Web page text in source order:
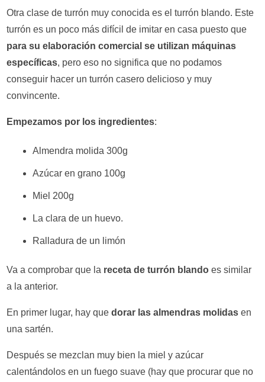
Otra clase de turrón muy conocida es el turrón blando. Este
turrón es un poco más difícil de imitar en casa puesto que
para su elaboración comercial se utilizan máquinas
específicas, pero eso no significa que no podamos
conseguir hacer un turrón casero delicioso y muy
convincente.
Empezamos por los ingredientes:
Almendra molida 300g
Azúcar en grano 100g
Miel 200g
La clara de un huevo.
Ralladura de un limón
Va a comprobar que la receta de turrón blando es similar
a la anterior.
En primer lugar, hay quedorar las almendras molidas en
una sartén.
Después se mezclan muy bien la miel y azúcar
calentándolos en un fuego suave (hay que procurar que no